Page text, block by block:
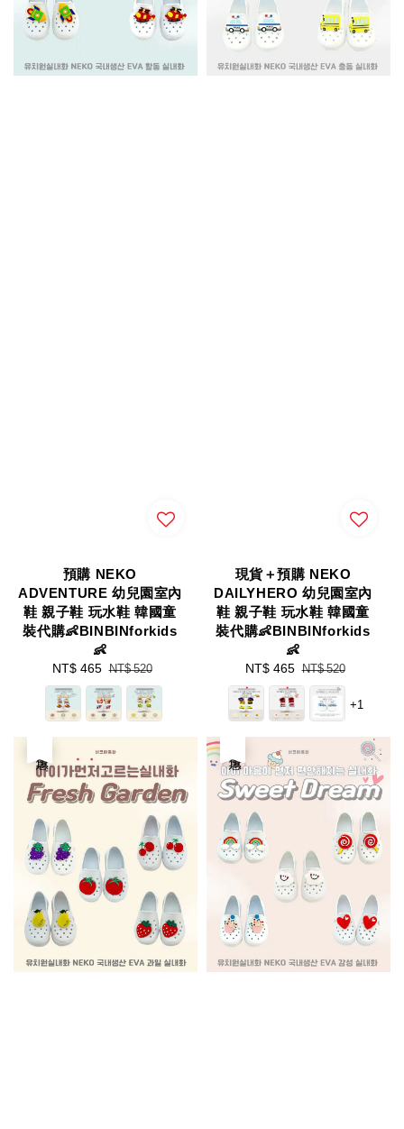
預購 NEKO
ADVENTURE 幼兒園室內
鞋 親子鞋 玩水鞋 韓國童
裝代購👶BINBINforkids
👶
Sale
price
NT$ 465 Regular
price
NT$ 520
現貨＋預購 NEKO
DAILYHERO 幼兒園室內
鞋 親子鞋 玩水鞋 韓國童
裝代購👶BINBINforkids
👶
Sale
price
NT$ 465 Regular
price
NT$ 520
+1